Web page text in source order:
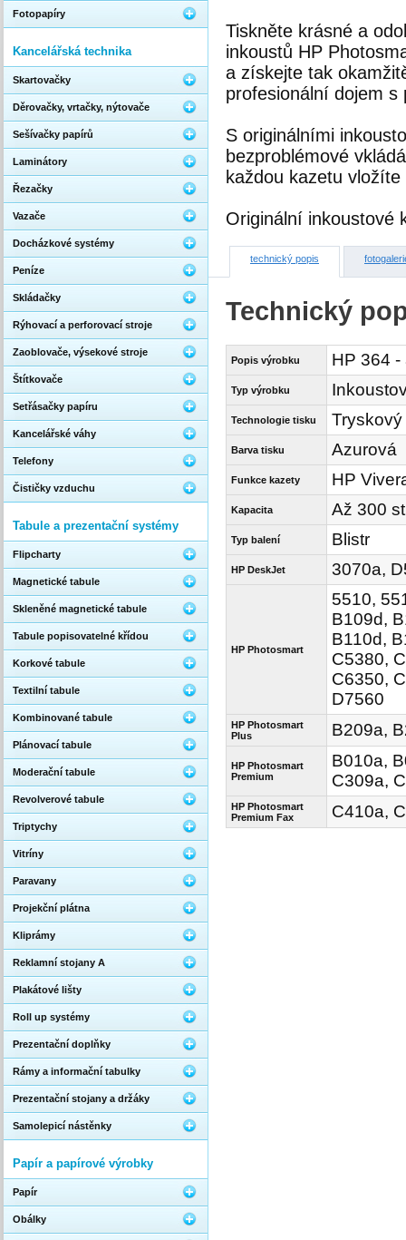
Tiskněte krásné a
inkoustů HP
a získejte tak
profesionální dojem
S originálními
bezproblémové
každou kazetu
Originální inkoustové
technický popis
Technický
Popis výrobku HP 364
Typ výrobku
Technologie tisku Tryskový
Barva tisku Azurová
Funkce kazety HP
Kapacita Až 300
Typ balení Blistr
HP DeskJet 3070a,
HP Photosmart
5510,
B109d,
B110d,
C5380,
C6350,
D7560
HP Photosmart
Plus
B209a,
HP Photosmart
Premium
B010a,
C309a,
HP Photosmart
Premium Fax
C410a,
Fotopapíry
Kancelářská technika
Skartovačky
Děrovačky, vrtačky, nýtovače
Sešívačky papírů
Laminátory
Řezačky
Vazače
Docházkové systémy
Peníze
Skládačky
Rýhovací a perforovací stroje
Zaoblovače, výsekové stroje
Štítkovače
Setřásačky papíru
Kancelářské váhy
Telefony
Čističky vzduchu
Tabule a prezentační systémy
Flipcharty
Magnetické tabule
Skleněné magnetické tabule
Tabule popisovatelné křídou
Korkové tabule
Textilní tabule
Kombinované tabule
Plánovací tabule
Moderační tabule
Revolverové tabule
Triptychy
Vitríny
Paravany
Projekční plátna
Kliprámy
Reklamní stojany A
Plakátové lišty
Roll up systémy
Prezentační doplňky
Rámy a informační tabulky
Prezentační stojany a držáky
Samolepicí nástěnky
Papír a papírové výrobky
Papír
Obálky